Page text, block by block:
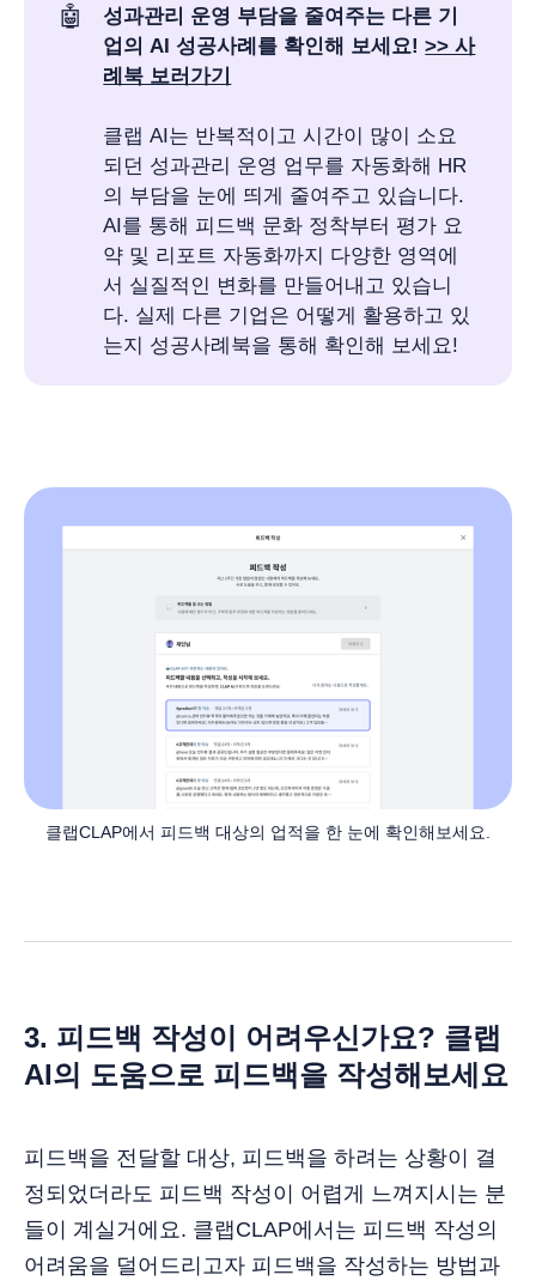
🤖
성과관리 운영 부담을 줄여주는 다른 기
업의 AI 성공사례를 확인해 보세요! >> 사
례북 보러가기
클랩 AI는 반복적이고 시간이 많이 소요
되던 성과관리 운영 업무를 자동화해 HR
의 부담을 눈에 띄게 줄여주고 있습니다.
AI를 통해 피드백 문화 정착부터 평가 요
약 및 리포트 자동화까지 다양한 영역에
서 실질적인 변화를 만들어내고 있습니
다. 실제 다른 기업은 어떻게 활용하고 있
는지 성공사례북을 통해 확인해 보세요!
클랩CLAP에서 피드백 대상의 업적을 한 눈에 확인해보세요.
3. 피드백 작성이 어려우신가요? 클랩
AI의 도움으로 피드백을 작성해보세요
피드백을 전달할 대상, 피드백을 하려는 상황이 결
정되었더라도 피드백 작성이 어렵게 느껴지시는 분
들이 계실거에요. 클랩CLAP에서는 피드백 작성의
어려움을 덜어드리고자 피드백을 작성하는 방법과